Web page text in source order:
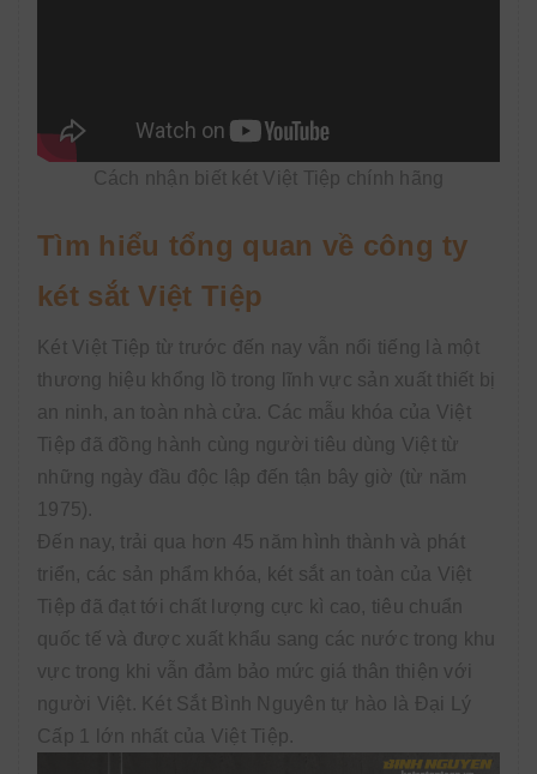
Cách nhận biết két Việt Tiệp chính hãng
Tìm hiểu tổng quan về công ty
két sắt Việt Tiệp
Két Việt Tiệp từ trước đến nay vẫn nổi tiếng là một
thương hiệu khổng lồ trong lĩnh vực sản xuất thiết bị
an ninh, an toàn nhà cửa. Các mẫu khóa của Việt
Tiệp đã đồng hành cùng người tiêu dùng Việt từ
những ngày đầu độc lập đến tận bây giờ (từ năm
1975).
Đến nay, trải qua hơn 45 năm hình thành và phát
triển, các sản phẩm khóa, két sắt an toàn của Việt
Tiệp đã đạt tới chất lượng cực kì cao, tiêu chuẩn
quốc tế và được xuất khẩu sang các nước trong khu
vực trong khi vẫn đảm bảo mức giá thân thiện với
người Việt. Két Sắt Bình Nguyên tự hào là Đại Lý
Cấp 1 lớn nhất của Việt Tiệp.